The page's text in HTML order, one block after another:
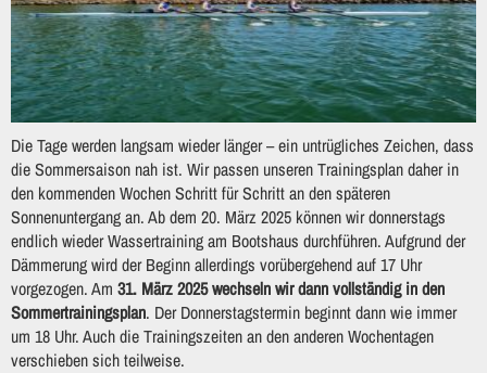
Die Tage werden langsam wieder länger – ein untrügliches Zeichen, dass
die Sommersaison nah ist. Wir passen unseren Trainingsplan daher in
den kommenden Wochen Schritt für Schritt an den späteren
Sonnenuntergang an. Ab dem 20. März 2025 können wir donnerstags
endlich wieder Wassertraining am Bootshaus durchführen. Aufgrund der
Dämmerung wird der Beginn allerdings vorübergehend auf 17 Uhr
vorgezogen. Am 31. März 2025wechseln wir dann vollständig in den
Sommertrainingsplan. Der Donnerstagstermin beginnt dann wie immer
um 18 Uhr. Auch die Trainingszeiten an den anderen Wochentagen
verschieben sich teilweise.